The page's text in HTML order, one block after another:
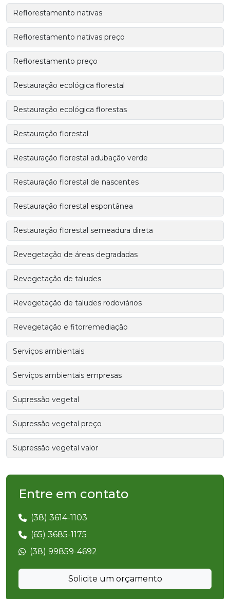
Reflorestamento nativas
Reflorestamento nativas preço
Reflorestamento preço
Restauração ecológica florestal
Restauração ecológica florestas
Restauração florestal
Restauração florestal adubação verde
Restauração florestal de nascentes
Restauração florestal espontânea
Restauração florestal semeadura direta
Revegetação de áreas degradadas
Revegetação de taludes
Revegetação de taludes rodoviários
Revegetação e fitorremediação
Serviços ambientais
Serviços ambientais empresas
Supressão vegetal
Supressão vegetal preço
Supressão vegetal valor
Entre em contato
(38) 3614-1103
(65) 3685-1175
(38) 99859-4692
Solicite um orçamento